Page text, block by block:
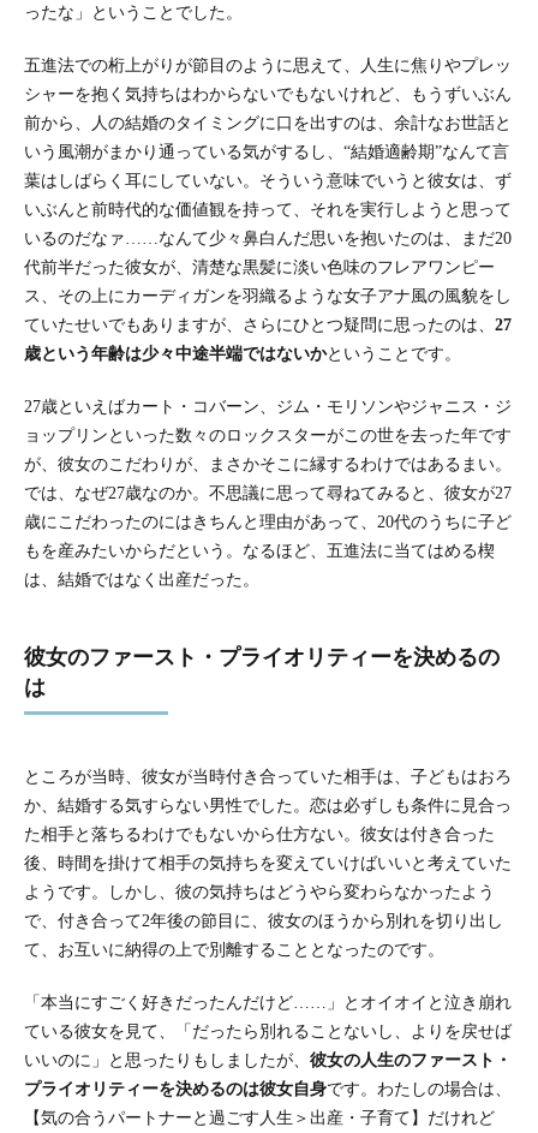
ったな」ということでした。
五進法での桁上がりが節目のように思えて、人生に焦りやプレッ
シャーを抱く気持ちはわからないでもないけれど、もうずいぶん
前から、人の結婚のタイミングに口を出すのは、余計なお世話と
いう風潮がまかり通っている気がするし、“結婚適齢期”なんて言
葉はしばらく耳にしていない。そういう意味でいうと彼女は、ず
いぶんと前時代的な価値観を持って、それを実行しようと思って
いるのだなァ……なんて少々鼻白んだ思いを抱いたのは、まだ20
代前半だった彼女が、清楚な黒髪に淡い色味のフレアワンピー
ス、その上にカーディガンを羽織るような女子アナ風の風貌をし
ていたせいでもありますが、さらにひとつ疑問に思ったのは、 27
歳という年齢は少々中途半端ではないかということです。
27歳といえばカート・コバーン、ジム・モリソンやジャニス・ジ
ョップリンといった数々のロックスターがこの世を去った年です
が、彼女のこだわりが、まさかそこに縁するわけではあるまい。
では、なぜ27歳なのか。不思議に思って尋ねてみると、彼女が27
歳にこだわったのにはきちんと理由があって、20代のうちに子ど
もを産みたいからだという。なるほど、五進法に当てはめる楔
は、結婚ではなく出産だった。
彼女のファースト・プライオリティーを決めるの
は
ところが当時、彼女が当時付き合っていた相手は、子どもはおろ
か、結婚する気すらない男性でした。恋は必ずしも条件に見合っ
た相手と落ちるわけでもないから仕方ない。彼女は付き合った
後、時間を掛けて相手の気持ちを変えていけばいいと考えていた
ようです。しかし、彼の気持ちはどうやら変わらなかったよう
で、付き合って2年後の節目に、彼女のほうから別れを切り出し
て、お互いに納得の上で別離することとなったのです。
「本当にすごく好きだったんだけど……」とオイオイと泣き崩れ
ている彼女を見て、「だったら別れることないし、よりを戻せば
いいのに」と思ったりもしましたが、 彼女の人生のファースト・
プライオリティーを決めるのは彼女自身です。わたしの場合は、
【気の合うパートナーと過ごす人生＞出産・子育て】だけれど